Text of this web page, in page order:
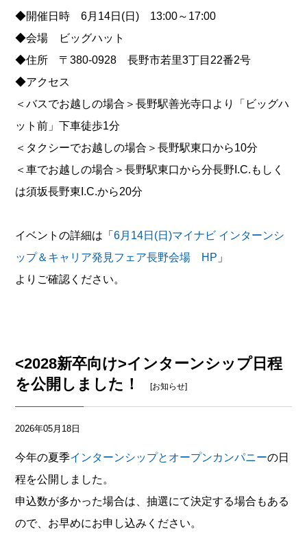
◆開催日時 6月14日(日) 13:00～17:00
◆会場 ビッグハット
◆住所 〒380-0928 長野市若里3丁目22番2号
◆アクセス
＜バスでお越しの場合＞長野駅善光寺口より「ビッグハ
ット前」下車徒歩1分
＜タクシーでお越しの場合＞長野駅東口から10分
＜車でお越しの場合＞長野駅東口から分長野I.C.もしく
は須坂長野東I.C.から20分
イベントの詳細は「6月14日(日)マイナビ インターンシ
ップ＆キャリア発見フェア長野会場 HP 」
よりご確認ください。
<2028新卒向け>インターンシップ日程
を公開しました！
[お知らせ]
2026年05月18日
今年の夏季インターンシップとオープンカンパニーの日
程を公開しました。
申込数が多かった場合は、抽選にて決定する場合もある
ので、お早めにお申し込みください。